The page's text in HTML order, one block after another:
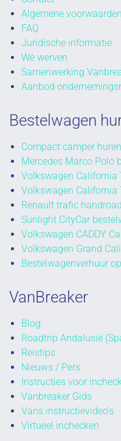
Algemene voorwaarden
FAQ
Juridische informatie
We werven
Samenwerking
Aanbod
Bestelwagen
Compact camper
Mercedes Marco Polo
Volkswagen California
Volkswagen California
Renault trafic
Sunlight CityCar
Volkswagen CADDY
Volkswagen Grand
Bestelwagenverhuur
VanBreaker
Blog
Roadtrip Andalusië
Reistips
Nieuws / Pers
Instructies voor
Vanbreaker Gids
Vans instructievideo’s
Virtueel inchecken